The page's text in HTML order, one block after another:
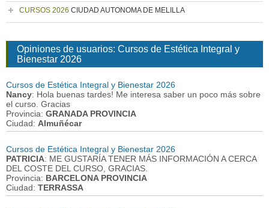
CURSOS 2026 CIUDAD AUTONOMA DE MELILLA
Opiniones de usuarios: Cursos de Estética Integral y
Bienestar 2026
Cursos de Estética Integral y Bienestar 2026
Nancy: Hola buenas tardes! Me interesa saber un poco más sobre
el curso. Gracias
Provincia: GRANADA PROVINCIA
Ciudad: Almuñécar
Cursos de Estética Integral y Bienestar 2026
PATRICIA: ME GUSTARÍA TENER MÁS INFORMACIÓN A CERCA
DEL COSTE DEL CURSO, GRACIAS.
Provincia: BARCELONA PROVINCIA
Ciudad: TERRASSA